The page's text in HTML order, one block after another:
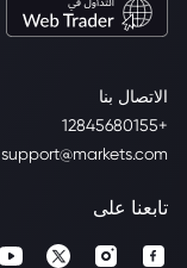
الاتصال بنا
+12845680155
support@markets.com
تابعنا على